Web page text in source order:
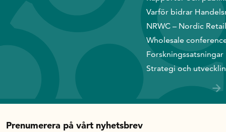
In English
Varför bidrar
NRWC – Nordic
Wholesale
Forskningssatsningar
Strategi och
Prenumerera på vårt nyhetsbrev